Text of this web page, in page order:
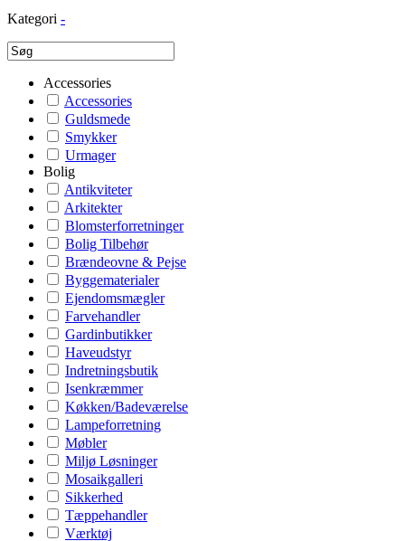
Kategori -
Accessories
Accessories
Guldsmede
Smykker
Urmager
Bolig
Antikviteter
Arkitekter
Blomsterforretninger
Bolig Tilbehør
Brændeovne & Pejse
Byggematerialer
Ejendomsmægler
Farvehandler
Gardinbutikker
Haveudstyr
Indretningsbutik
Isenkræmmer
Køkken/Badeværelse
Lampeforretning
Møbler
Miljø Løsninger
Mosaikgalleri
Sikkerhed
Tæppehandler
Værktøj